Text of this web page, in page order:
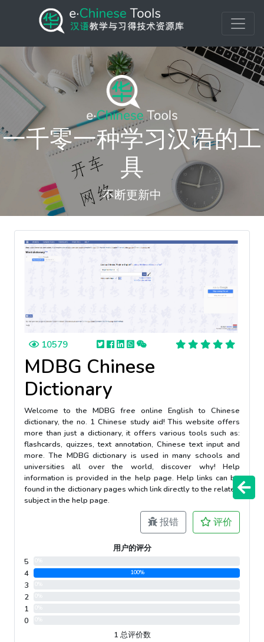
一千零一种学习汉语的工
具
不断更新中
10579
MDBG Chinese
Dictionary
Welcome to the MDBG free online English to Chinese
dictionary, the no. 1 Chinese study aid! This website offers
more than just a dictionary, it offers various tools such as:
flashcards, quizzes, text annotation, Chinese text input and
more. The MDBG dictionary is used in many schools and
universities all over the world, discover why! Help
information is provided in the help page. Help links can be
found in the dictionary pages which link directly to the related
subject in the help page.
报错 评价
用户的评分
5
4 100%
3
2
1
0
1 总评价数